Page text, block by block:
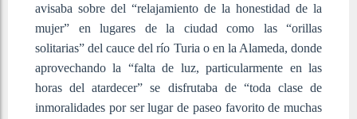
avisaba sobre del “relajamiento de la honestidad de la
mujer” en lugares de la ciudad como las “orillas
solitarias” del cauce del río Turia o en la Alameda, donde
aprovechando la “falta de luz, particularmente en las
horas del atardecer” se disfrutaba de “toda clase de
inmoralidades por ser lugar de paseo favorito de muchas